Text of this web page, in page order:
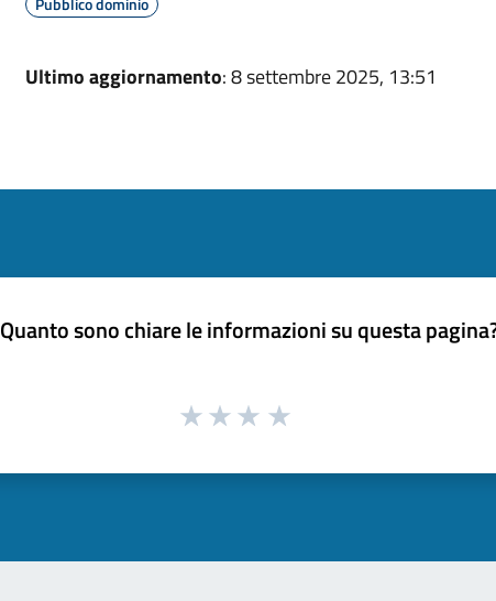
Ultimo aggiornamento: 8 settembre 2025, 13:51
Quanto sono chiare le informazioni su questa